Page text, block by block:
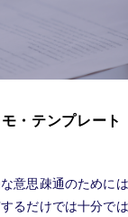
・テンプレート
意思疎通のために
るだけでは十分で